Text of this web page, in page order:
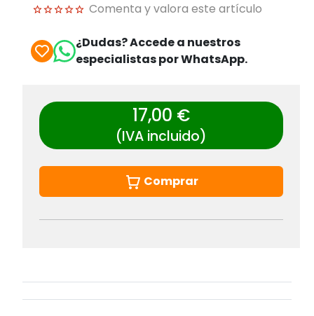
Comenta y valora este artículo
¿Dudas? Accede a nuestros
especialistas por WhatsApp.
17,00 €
(IVA incluido)
Comprar